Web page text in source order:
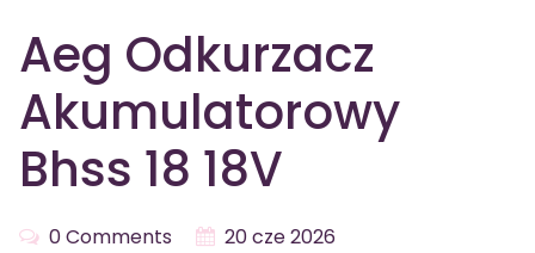
Aeg Odkurzacz
Akumulatorowy
Bhss 18 18V
0 Comments 20 cze 2026